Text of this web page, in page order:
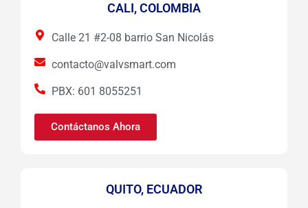
CALI, COLOMBIA
Calle 21 #2-08 barrio San Nicolás
contacto@valvsmart.com
PBX: 601 8055251
Contáctanos Ahora
QUITO, ECUADOR